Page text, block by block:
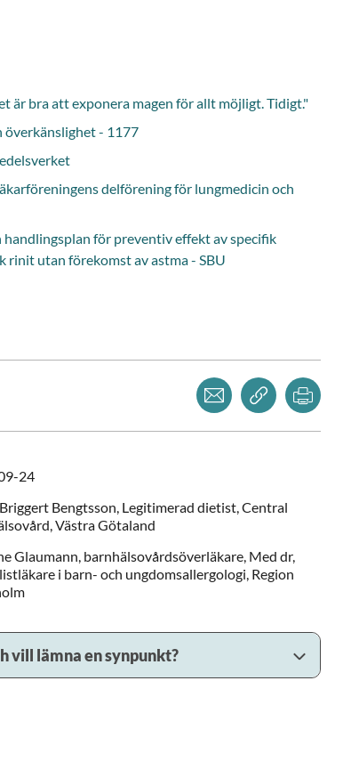
är bra att exponera magen för allt möjligt. Tidigt."
- 1177
delförening för lungmedicin och
för preventiv effekt av specifik
rinit utan förekomst av astma - SBU
Dela via mejlKopiera länk
24
Briggert Bengtsson, Legitimerad dietist,Central
Västra Götaland
Glaumann, barnhälsovårdsöverläkare, Med dr,
i barn- och ungdomsallergologi, Region
vill lämna en synpunkt?